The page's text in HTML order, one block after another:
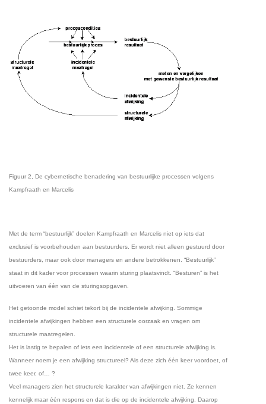
Figuur 2 , De cybernetische benadering van bestuurlijke processen volgens
Kampfraath en Marcelis
Met de term “bestuurlijk” doelen Kampfraath en Marcelis niet op iets dat
exclusief is voorbehouden aan bestuurders. Er wordt niet alleen gestuurd door
bestuurders, maar ook door managers en andere betrokkenen. “Bestuurlijk”
staat in dit kader voor processen waarin sturing plaatsvindt. “Besturen” is het
uitvoeren van één van de sturingsopgaven.
Het getoonde model schiet tekort bij de incidentele afwijking. Sommige
incidentele afwijkingen hebben een structurele oorzaak en vragen om
structurele maatregelen.
Het is lastig te bepalen of iets een incidentele of een structurele afwijking is.
Wanneer noem je een afwijking structureel? Als deze zich één keer voordoet, of
twee keer, of… ?
Veel managers zien het structurele karakter van afwijkingen niet. Ze kennen
kennelijk maar één respons en dat is die op de incidentele afwijking. Daarop